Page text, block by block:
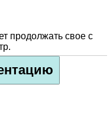
продолжать свое с